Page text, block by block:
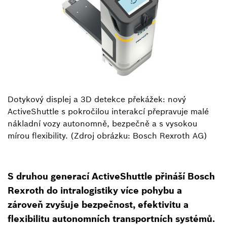
Dotykový displej a 3D detekce překážek: nový
ActiveShuttle s pokročilou interakcí přepravuje malé
nákladní vozy autonomně, bezpečně a s vysokou
mírou flexibility. (Zdroj obrázku: Bosch Rexroth AG)
S druhou generací ActiveShuttle přináší Bosch
Rexroth do intralogistiky více pohybu a
zároveň zvyšuje bezpečnost, efektivitu a
flexibilitu autonomních transportních systémů.